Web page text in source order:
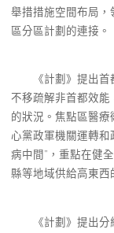
舉措措施空間布局
區分區計劃的連接。
《計劃》提出首都
不移疏解非首都效
的狀況。焦點區醫
心黨政軍機關運轉和
病中間”，重點在健
縣等地域供給高東西
《計劃》提出分級